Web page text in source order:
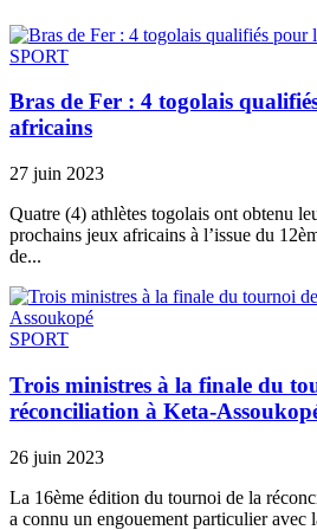
SPORT
Bras de Fer : 4 togolais
africains
27 juin 2023
Quatre (4) athlètes togolais ont obtenu
prochains jeux africains à l’issue du
de...
SPORT
Trois ministres à la finale du
réconciliation à Keta-
26 juin 2023
La 16ème édition du tournoi de la
a connu un engouement particulier avec